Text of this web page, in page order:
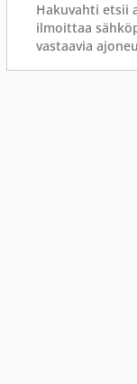
Hakuvahti etsii
ilmoittaa
vastaavia